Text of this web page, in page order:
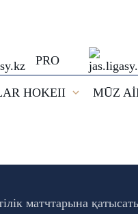
PRO
HOKEII
MŪZ
матчтарына